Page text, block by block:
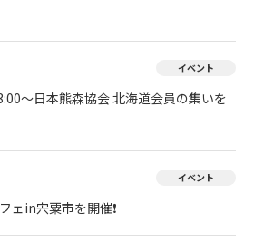
イベント
～日本熊森協会 北海道会員の集いを
イベント
ェin宍粟市を開催❗